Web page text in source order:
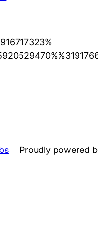
Proudly powered